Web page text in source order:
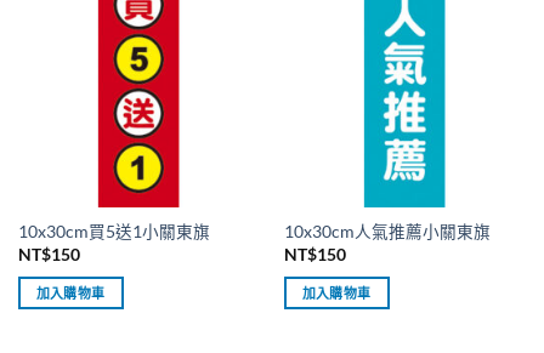
10x30cm買5送1小關東旗
NT$150
加入購物車
10x30cm人氣推薦小關東旗
NT$150
加入購物車